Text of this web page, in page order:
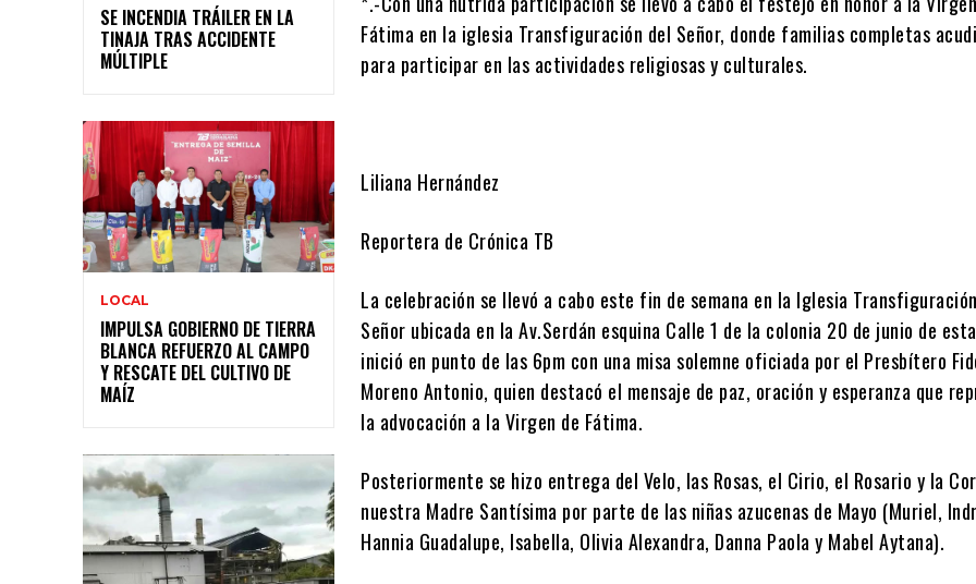
SE INCENDIA TRÁILER EN LA
TINAJA TRAS ACCIDENTE
MÚLTIPLE
LOCAL
IMPULSA GOBIERNO DE TIERRA
BLANCA REFUERZO AL CAMPO
Y RESCATE DEL CULTIVO DE
MAÍZ
Fátima en la iglesia Transfiguración del Señor, donde familias completas
para participar en las actividades religiosas y culturales.
Liliana Hernández
Reportera de Crónica TB
La celebración se llevó a cabo este fin de semana en la Iglesia
Señor ubicada en la Av.Serdán esquina Calle 1 de la colonia 20 de junio de
inició en punto de las 6pm con una misa solemne oficiada por el Presbítero
Moreno Antonio, quien destacó el mensaje de paz, oración y esperanza que
la advocación a la Virgen de Fátima.
Posteriormente se hizo entrega del Velo, las Rosas, el Cirio, el Rosario y la
nuestra Madre Santísima por parte de las niñas azucenas de Mayo (Muriel,
Hannia Guadalupe, Isabella, Olivia Alexandra, Danna Paola y Mabel Aytana).